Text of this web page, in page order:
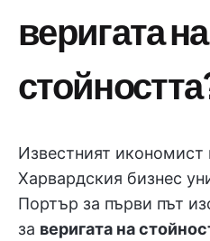
веригата на
Известният икономист
Харвардския бизнес
Портър за първи път
за веригата на